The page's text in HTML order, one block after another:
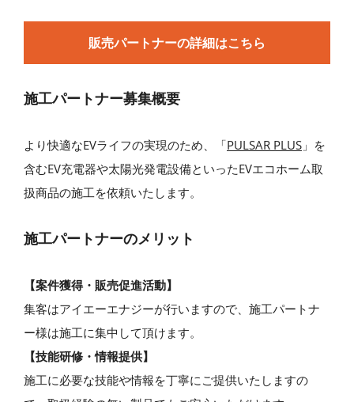
販売パートナーの詳細はこちら
施工パートナー募集概要
より快適なEVライフの実現のため、「PULSAR PLUS 」を
含むEV充電器や太陽光発電設備といったEVエコホーム取
扱商品の施工を依頼いたします。
施工パートナーのメリット
【案件獲得・販売促進活動】
集客はアイエーエナジーが行いますので、施工パートナ
ー様は施工に集中して頂けます。
【技能研修・情報提供】
施工に必要な技能や情報を丁寧にご提供いたしますの